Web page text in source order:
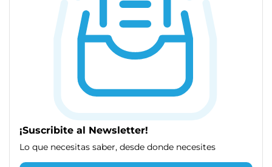
¡Suscribite al Newsletter!
Lo que necesitas saber, desde donde necesites